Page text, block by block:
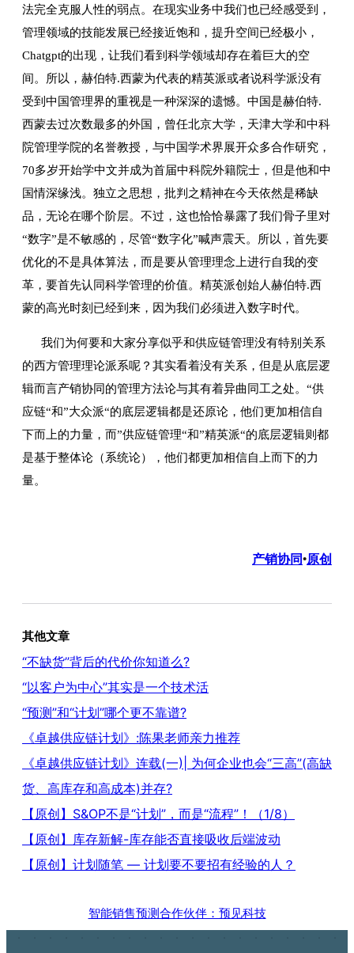
法完全克服人性的弱点。在现实业务中我们也已经感受到，
管理领域的技能发展已经接近饱和，提升空间已经极小，
Chatgpt的出现，让我们看到科学领域却存在着巨大的空
间。所以，赫伯特.西蒙为代表的精英派或者说科学派没有
受到中国管理界的重视是一种深深的遗憾。中国是赫伯特.
西蒙去过次数最多的外国，曾任北京大学，天津大学和中科
院管理学院的名誉教授，与中国学术界展开众多合作研究，
70多岁开始学中文并成为首届中科院外籍院士，但是他和中
国情深缘浅。独立之思想，批判之精神在今天依然是稀缺
品，无论在哪个阶层。不过，这也恰恰暴露了我们骨子里对
“数字”是不敏感的，尽管“数字化”喊声震天。所以，首先要
优化的不是具体算法，而是要从管理理念上进行自我的变
革，要首先认同科学管理的价值。精英派创始人赫伯特.西
蒙的高光时刻已经到来，因为我们必须进入数字时代。
我们为何要和大家分享似乎和供应链管理没有特别关系
的西方管理理论派系呢？其实看着没有关系，但是从底层逻
辑而言产销协同的管理方法论与其有着异曲同工之处。“供
应链“和”大众派“的底层逻辑都是还原论，他们更加相信自
下而上的力量，而”供应链管理“和”精英派“的底层逻辑则都
是基于整体论（系统论），他们都更加相信自上而下的力
量。
产销协同•原创
其他文章
“不缺货”背后的代价你知道么?
“以客户为中心”其实是一个技术活
“预测”和“计划”哪个更不靠谱?
《卓越供应链计划》:陈果老师亲力推荐
《卓越供应链计划》连载(一)| 为何企业也会“三高”(高缺
货、高库存和高成本)并存?
【原创】S&OP不是“计划”，而是“流程”！（1/8）
【原创】库存新解-库存能否直接吸收后端波动
【原创】计划随笔 — 计划要不要招有经验的人？
智能销售预测合作伙伴：预见科技